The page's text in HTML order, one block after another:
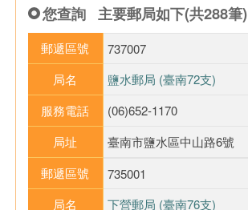
您查詢 主要郵局如下(共288筆)
郵遞區號
737007
局名
鹽水郵局 (臺南72支)
服務電話
(06)652-1170
局址
臺南市鹽水區中山路6號
郵遞區號
735001
局名
下營郵局 (臺南76支)